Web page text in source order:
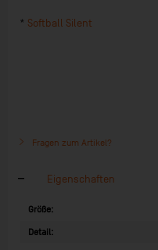
* Softball Silent
Fragen zum Artikel?
Eigenschaften
Größe:
Detail: